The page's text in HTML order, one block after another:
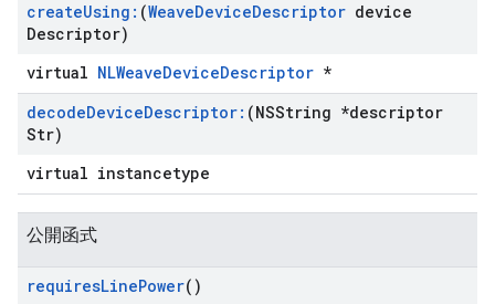
createUsing: (WeaveDeviceDescriptor device
Descriptor)
virtual NLWeaveDeviceDescriptor *
decodeDeviceDescriptor: (NSString *descriptor
Str)
virtual instancetype
公開函式
requiresLinePower()